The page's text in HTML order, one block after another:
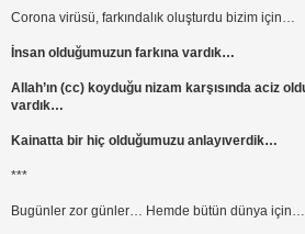
Corona virüsü, farkındalık oluşturdu bizim için…
İnsan olduğumuzun farkına vardık…
Allah’ın (cc) koyduğu nizam karşısında aciz
vardık…
Kainatta bir hiç olduğumuzu anlayıverdik…
***
Bugünler zor günler… Hemde bütün dünya için…